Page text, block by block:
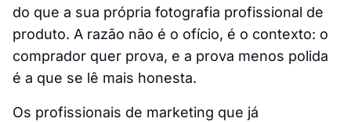
do que a sua própria fotografia profissional de
produto. A razão não é o ofício, é o contexto: o
comprador quer prova, e a prova menos polida
é a que se lê mais honesta.
Os profissionais de marketing que já